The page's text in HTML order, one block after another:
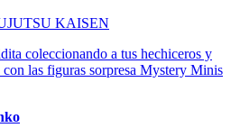
KAISEN
coleccionando a tus hechiceros y
las figuras sorpresa Mystery Minis